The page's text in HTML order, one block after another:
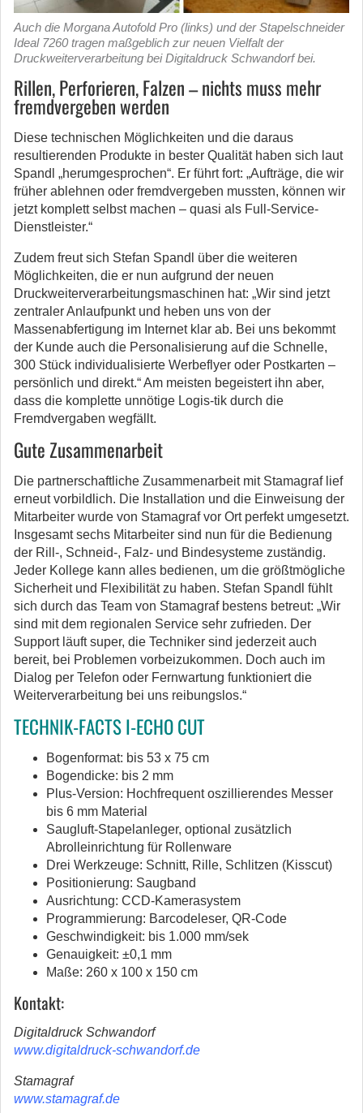
Auch die Morgana Autofold Pro (links) und der Stapelschneider
Ideal 7260 tragen maßgeblich zur neuen Vielfalt der
Druckweiterverarbeitung bei Digitaldruck Schwandorf bei.
Rillen, Perforieren, Falzen – nichts muss mehr
fremdvergeben werden
Diese technischen Möglichkeiten und die daraus
resultierenden Produkte in bester Qualität haben sich laut
Spandl „herumgesprochen“. Er führt fort: „Aufträge, die wir
früher ablehnen oder fremdvergeben mussten, können wir
jetzt komplett selbst machen – quasi als Full-Service-
Dienstleister.“
Zudem freut sich Stefan Spandl über die weiteren
Möglichkeiten, die er nun aufgrund der neuen
Druckweiterverarbeitungsmaschinen hat: „Wir sind jetzt
zentraler Anlaufpunkt und heben uns von der
Massenabfertigung im Internet klar ab. Bei uns bekommt
der Kunde auch die Personalisierung auf die Schnelle,
300 Stück individualisierte Werbeflyer oder Postkarten –
persönlich und direkt.“ Am meisten begeistert ihn aber,
dass die komplette unnötige Logis-tik durch die
Fremdvergaben wegfällt.
Gute Zusammenarbeit
Die partnerschaftliche Zusammenarbeit mit Stamagraf lief
erneut vorbildlich. Die Installation und die Einweisung der
Mitarbeiter wurde von Stamagraf vor Ort perfekt umgesetzt.
Insgesamt sechs Mitarbeiter sind nun für die Bedienung
der Rill-, Schneid-, Falz- und Bindesysteme zuständig.
Jeder Kollege kann alles bedienen, um die größtmögliche
Sicherheit und Flexibilität zu haben. Stefan Spandl fühlt
sich durch das Team von Stamagraf bestens betreut: „Wir
sind mit dem regionalen Service sehr zufrieden. Der
Support läuft super, die Techniker sind jederzeit auch
bereit, bei Problemen vorbeizukommen. Doch auch im
Dialog per Telefon oder Fernwartung funktioniert die
Weiterverarbeitung bei uns reibungslos.“
TECHNIK-FACTS I-ECHO CUT
Bogenformat: bis 53 x 75 cm
Bogendicke: bis 2 mm
Plus-Version: Hochfrequent oszillierendes Messer
bis 6 mm Material
Saugluft-Stapelanleger, optional zusätzlich
Abrolleinrichtung für Rollenware
Drei Werkzeuge: Schnitt, Rille, Schlitzen (Kisscut)
Positionierung: Saugband
Ausrichtung: CCD-Kamerasystem
Programmierung: Barcodeleser, QR-Code
Geschwindigkeit: bis 1.000 mm/sek
Genauigkeit: ±0,1 mm
Maße: 260 x 100 x 150 cm
Kontakt:
Digitaldruck Schwandorf
www.digitaldruck-schwandorf.de
Stamagraf
www.stamagraf.de